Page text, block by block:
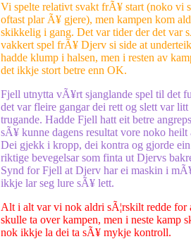
Vi spelte relativt svakt frÃ¥ start (noko vi
oftast plar Ã¥ gjere), men kampen kom
skikkelig i gang. Det var tider der det var
vakkert spel frÃ¥ Djerv si side at
hadde klump i halsen, men i resten av
det ikkje stort betre enn OK.
Fjell utnytta vÃ¥rt sjanglande spel til det
det var fleire gangar dei rett og slett var litt
trugande. Hadde Fjell hatt eit betre
sÃ¥ kunne dagens resultat vore noko heilt
Dei gjekk i kropp, dei kontra og gjorde
riktige bevegelsar som finta ut Djervs
Synd for Fjell at Djerv har ei maskin i
ikkje lar seg lure sÃ¥ lett.
Alt i alt var vi nok aldri sÃ¦rskilt redde for
skulle ta over kampen, men i neste kamp
nok ikkje la dei ta sÃ¥ mykje kontroll.